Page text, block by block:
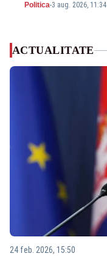
Politica-3 aug. 2026, 11:34
ACTUALITATE
24 feb. 2026, 15:50